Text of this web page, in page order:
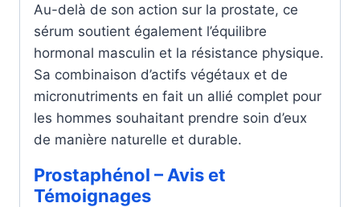
Au-delà de son action sur la prostate, ce
sérum soutient également l’équilibre
hormonal masculin et la résistance physique.
Sa combinaison d’actifs végétaux et de
micronutriments en fait un allié complet pour
les hommes souhaitant prendre soin d’eux
de manière naturelle et durable.
Prostaphénol – Avis et
Témoignages